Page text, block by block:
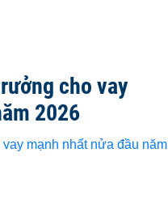
cho vay
2026